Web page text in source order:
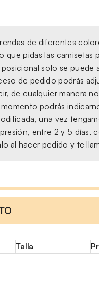
de diferentes
que pidas las
solo se
de pedido podrás
de cualquier manera
podrás
una vez
entre 2 y 5 días,
al hacer pedido y te
Talla